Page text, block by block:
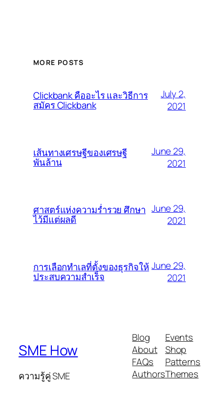
MORE POSTS
Clickbank คืออะไร และวิธีการ
สมัคร Clickbank
July 2,
2021
เส้นทางเศรษฐีของเศรษฐี
พันล้าน
June 29,
2021
ศาสตร์แห่งความร่ำรวย ศึกษา
ไว้มีแต่ผลดี
June 29,
2021
การเลือกทำเลที่ตั้งของธุรกิจให้
ประสบความสำเร็จ
June 29,
2021
SME How
ความรู้คู่ SME
Blog
About
FAQs
Authors
Events
Shop
Patterns
Themes